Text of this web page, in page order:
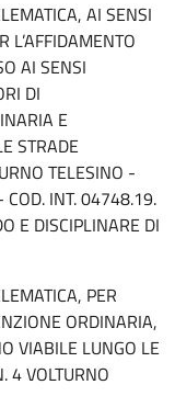
AI SENSI
L’AFFIDAMENTO
AI SENSI
DI
E
STRADE
TELESINO -
INT. 04748.19.
E DISCIPLINARE DI
PER
ORDINARIA,
VIABILE LUNGO LE
4 VOLTURNO